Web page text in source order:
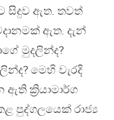
සිදුව ඇත. තවත්
ඇත. දැන්
මුදලින්ද?
මෙහි වැරදි
ක්‍රියාමාර්ග
පුද්ගලයෙක් රාජ්‍ය